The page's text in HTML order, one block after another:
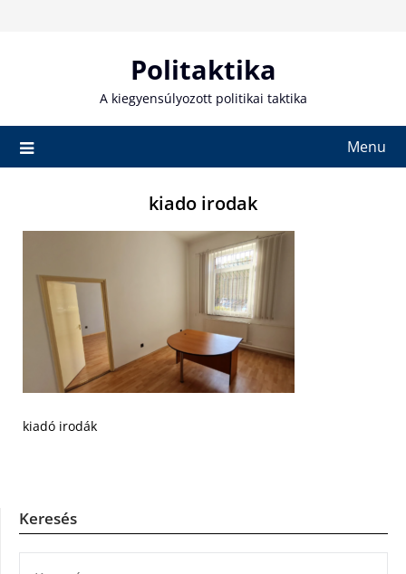
Politaktika
A kiegyensúlyozott politikai taktika
Menu
kiado irodak
kiadó irodák
Keresés